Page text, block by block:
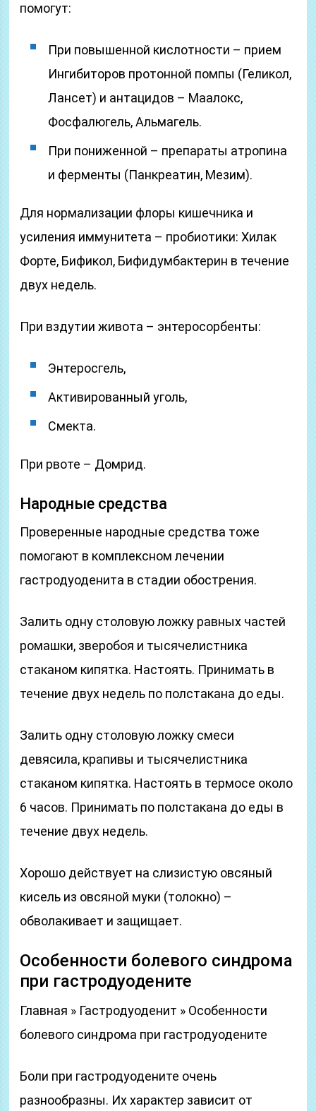
помогут:
При повышенной кислотности – прием
Ингибиторов протонной помпы (Геликол,
Лансет) и антацидов – Маалокс,
Фосфалюгель, Альмагель.
При пониженной – препараты атропина
и ферменты (Панкреатин, Мезим).
Для нормализации флоры кишечника и
усиления иммунитета – пробиотики: Хилак
Форте, Бификол, Бифидумбактерин в течение
двух недель.
При вздутии живота – энтеросорбенты:
Энтеросгель,
Активированный уголь,
Смекта.
При рвоте – Домрид.
Народные средства
Проверенные народные средства тоже
помогают в комплексном лечении
гастродуоденита в стадии обострения.
Залить одну столовую ложку равных частей
ромашки, зверобоя и тысячелистника
стаканом кипятка. Настоять. Принимать в
течение двух недель по полстакана до еды.
Залить одну столовую ложку смеси
девясила, крапивы и тысячелистника
стаканом кипятка. Настоять в термосе около
6 часов. Принимать по полстакана до еды в
течение двух недель.
Хорошо действует на слизистую овсяный
кисель из овсяной муки (толокно) –
обволакивает и защищает.
Особенности болевого синдрома
при гастродуодените
Главная » Гастродуоденит » Особенности
болевого синдрома при гастродуодените
Боли при гастродуодените очень
разнообразны. Их характер зависит от